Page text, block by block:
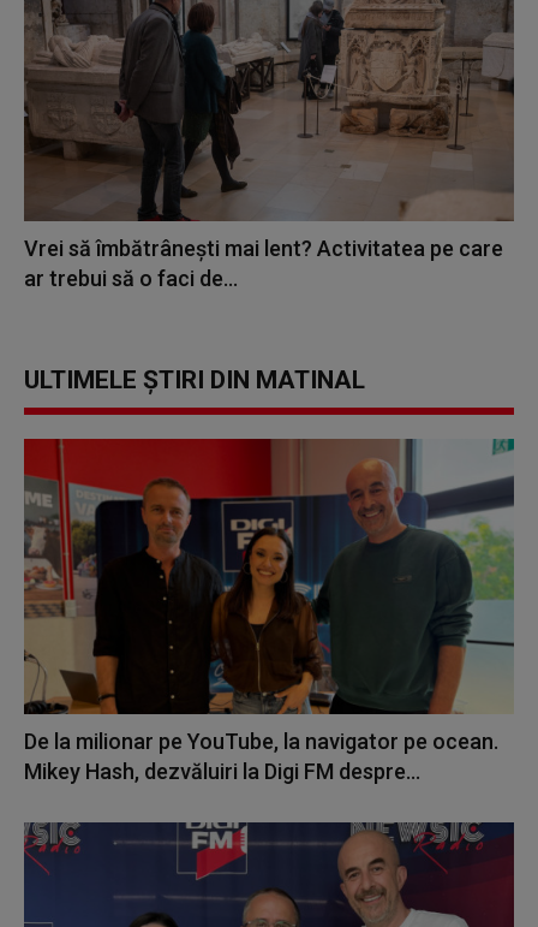
Vrei să îmbătrânești mai lent? Activitatea pe care
ar trebui să o faci de...
ULTIMELE ȘTIRI DIN MATINAL
De la milionar pe YouTube, la navigator pe ocean.
Mikey Hash, dezvăluiri la Digi FM despre...